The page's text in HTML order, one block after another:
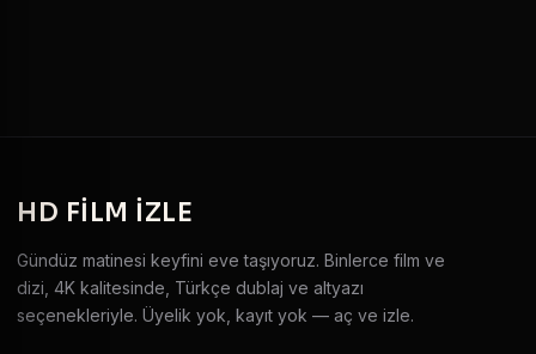
HD FILM IZLE
Gündüz matinesi keyfini eve taşıyoruz. Binlerce film ve
dizi, 4K kalitesinde, Türkçe dublaj ve altyazı
seçenekleriyle. Üyelik yok, kayıt yok — aç ve izle.